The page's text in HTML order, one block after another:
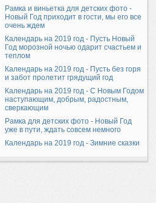
Рамка и виньетка для детских фото -
Новый Год приходит в гости, мы его все
очень ждем
Календарь на 2019 год - Пусть Новый
Год морозной ночью одарит счастьем и
теплом
Календарь на 2019 год - Пусть без горя
и забот пролетит грядущий год
Календарь на 2019 год - С Новым Годом
наступающим, добрым, радостным,
сверкающим
Рамка для детских фото - Новый Год
уже в пути, ждать совсем немного
Календарь на 2019 год - Зимние сказки